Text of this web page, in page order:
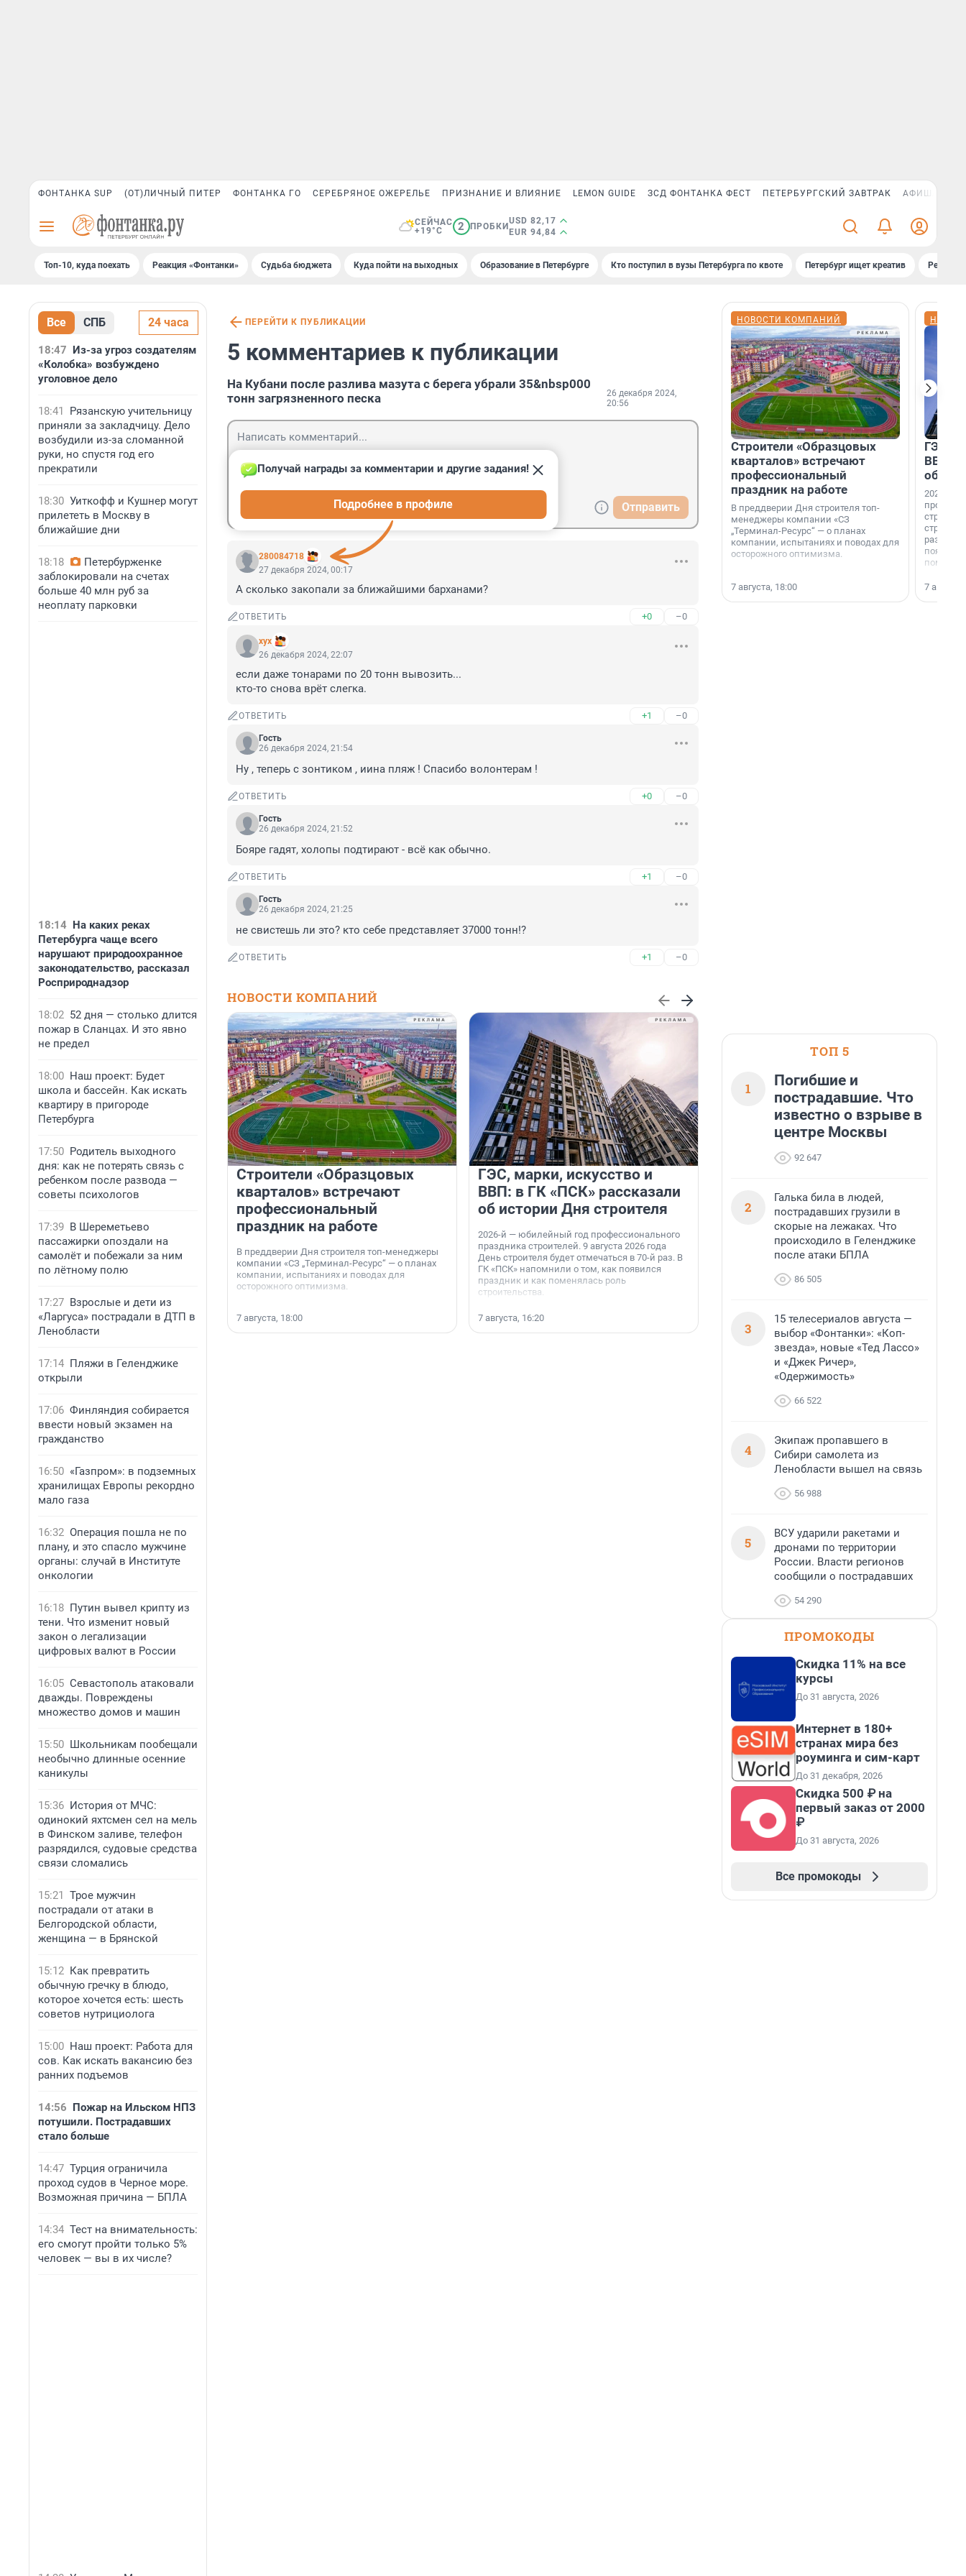
ФОНТАНКА SUP (ОТ)ЛИЧНЫЙ ПИТЕР ФОНТАНКА ГО СЕРЕБРЯНОЕ ОЖЕРЕЛЬЕ ПРИЗНАНИЕ И ВЛИЯНИЕ LEMON GUIDE ЗСД ФОНТАНКА ФЕСТ ПЕТЕРБУРГСКИЙ ЗАВТРАК АФИША PLUS
СЕЙЧАС
+19°C
2 ПРОБКИ
USD 82,17
EUR 94,84
Топ-10, куда поехать Реакция «Фонтанки» Судьба бюджета Куда пойти на выходных Образование в Петербурге Кто поступил в вузы Петербурга по квоте Петербург ищет креатив
Все СПБ 24 часа
18:47 Из-за угроз создателям
«Колобка» возбуждено
уголовное дело
18:41
Рязанскую учительницу
приняли за закладчицу. Дело
возбудили из-за сломанной
руки, но спустя год его
прекратили
18:30 Уиткофф и Кушнер могут
прилететь в Москву в
ближайшие дни
18:18
Петербурженке
заблокировали на счетах
больше 40 млн руб за
неоплату парковки
18:14 На каких реках
Петербурга чаще всего
нарушают природоохранное
законодательство, рассказал
Росприроднадзор
18:02 52 дня — столько длится
пожар в Сланцах. И это явно
не предел
18:00 Наш проект: Будет
школа и бассейн. Как искать
квартиру в пригороде
Петербурга
17:50 Родитель выходного
дня: как не потерять связь с
ребенком после развода —
советы психологов
17:39 В Шереметьево
пассажирки опоздали на
самолёт и побежали за ним
по лётному полю
17:27 Взрослые и дети из
«Ларгуса» пострадали в ДТП в
Ленобласти
17:14 Пляжи в Геленджике
открыли
17:06 Финляндия собирается
ввести новый экзамен на
гражданство
16:50 «Газпром»: в подземных
хранилищах Европы рекордно
мало газа
16:32 Операция пошла не по
плану, и это спасло мужчине
органы: случай в Институте
онкологии
16:18 Путин вывел крипту из
тени. Что изменит новый
закон о легализации
цифровых валют в России
16:05 Севастополь атаковали
дважды. Повреждены
множество домов и машин
15:50 Школьникам пообещали
необычно длинные осенние
каникулы
15:36 История от МЧС:
одинокий яхтсмен сел на мель
в Финском заливе, телефон
разрядился, судовые средства
связи сломались
15:21 Трое мужчин
пострадали от атаки в
Белгородской области,
женщина — в Брянской
15:12 Как превратить
обычную гречку в блюдо,
которое хочется есть: шесть
советов нутрициолога
15:00 Наш проект: Работа для
сов. Как искать вакансию без
ранних подъемов
14:56 Пожар на Ильском НПЗ
потушили. Пострадавших
стало больше
14:47 Турция ограничила
проход судов в Черное море.
Возможная причина — БПЛА
14:34 Тест на внимательность:
его смогут пройти только 5%
человек — вы в их числе?
ПЕРЕЙТИ К ПУБЛИКАЦИИ
5 комментариев к публикации
На Кубани после разлива мазута с берега убрали 35&nbsp000
тонн загрязненного песка
26 декабря 2024,
20:56
Отправить
280084718
Получай награды за комментарии и другие задания!
Подробнее в профиле
27 декабря 2024, 00:17
А сколько закопали за ближайшими барханами?
ОТВЕТИТЬ +0 –0
хух
26 декабря 2024, 22:07
если даже тонарами по 20 тонн вывозить...
кто-то снова врёт слегка.
ОТВЕТИТЬ +1 –0
Гость
26 декабря 2024, 21:54
Ну , теперь с зонтиком , иина пляж ! Спасибо волонтерам !
ОТВЕТИТЬ +0 –0
Гость
26 декабря 2024, 21:52
Бояре гадят, холопы подтирают - всё как обычно.
ОТВЕТИТЬ +1 –0
Гость
26 декабря 2024, 21:25
не свистешь ли это? кто себе представляет 37000 тонн!?
ОТВЕТИТЬ +1 –0
НОВОСТИ КОМПАНИЙ
Строители «Образцовых
кварталов» встречают
профессиональный
праздник на работе
В преддверии Дня строителя топ-менеджеры
компании «СЗ „Терминал-Ресурс“ — о планах
компании, испытаниях и поводах для
осторожного оптимизма.
7 августа, 18:00
ГЭС, марки, искусство и
ВВП: в ГК «ПСК» рассказали
об истории Дня строителя
2026-й — юбилейный год профессионального
праздника строителей. 9 августа 2026 года
День строителя будет отмечаться в 70-й раз. В
ГК «ПСК» напомнили о том, как появился
праздник и как поменялась роль
строительства.
7 августа, 16:20
заработали новые базовые
станции МегаФона
Инженеры МегаФона установили телеком-
оборудование на популярных водоёмах
Ленинградской области. Базовые станции
а также недалеко от Большого Тосненского
7 августа, 14:59
НОВОСТИ КОМПАНИЙ
Строители «Образцовых
кварталов» встречают
профессиональный
праздник на работе
В преддверии Дня строителя топ-
менеджеры компании «СЗ
„Терминал-Ресурс“ — о планах
компании, испытаниях и поводах для
осторожного оптимизма.
7 августа, 18:00
ГЭС,
ВВП: в
об
2026-й —
раз. В
7
ТОП 5
1
Погибшие и
пострадавшие. Что
известно о взрыве в
центре Москвы
92 647
2
Галька била в людей,
пострадавших грузили в
скорые на лежаках. Что
происходило в Геленджике
после атаки БПЛА
86 505
3
15 телесериалов августа —
выбор «Фонтанки»: «Коп-
звезда», новые «Тед Лассо»
и «Джек Ричер»,
«Одержимость»
66 522
4
Экипаж пропавшего в
Сибири самолета из
Ленобласти вышел на связь
56 988
5
ВСУ ударили ракетами и
дронами по территории
России. Власти регионов
сообщили о пострадавших
54 290
ПРОМОКОДЫ
Скидка 11% на все
курсы
До 31 августа, 2026
Интернет в 180+
странах мира без
роуминга и сим-карт
До 31 декабря, 2026
Скидка 500 ₽ на
первый заказ от 2000
₽
До 31 августа, 2026
Все промокоды